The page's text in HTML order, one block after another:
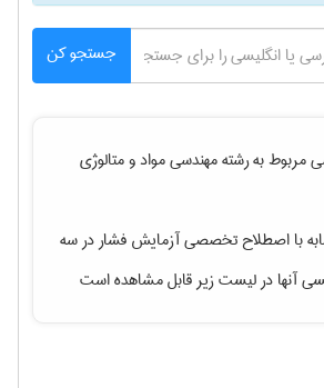
جستجو کن
به رشتهمهندسی مواد و متالوژی
با اصطلاح تخصصیآزمایش فشار در سه
آنها در لیست زیر قابل مشاهده است